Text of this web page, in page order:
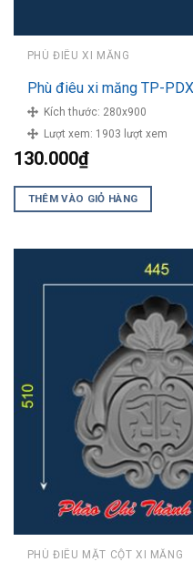
PHÙ ĐIÊU XI MĂNG
Phù điêu xi măng TP-
Kích thước: 280x900
Lượt xem: 1903 lượt xem
130.000₫
THÊM VÀO GIỎ HÀNG
PHÙ ĐIÊU MẶT CỘT XI MĂNG